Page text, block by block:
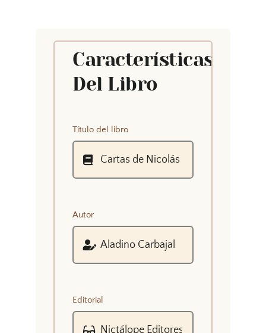
Características
Del Libro
Título del libro
Autor
Editorial